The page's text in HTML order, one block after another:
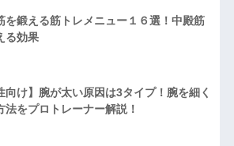
を鍛える筋トレメニュー１６選！中殿筋
る効果
向け】腕が太い原因は3タイプ！腕を細く
法をプロトレーナー解説！